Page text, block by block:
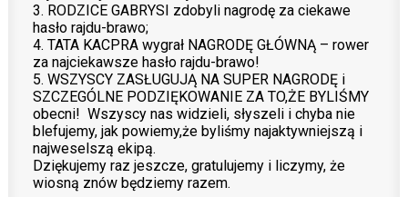
PRACUJ Z NAMI
STREFA RODZICA
PROJEKT UNIJNY
3. RODZICE GABRYSI zdobyli nagrodę za ciekawe
hasło rajdu-brawo;
4. TATA KACPRA wygrał NAGRODĘ GŁÓWNĄ – rower
za najciekawsze hasło rajdu-brawo!
5. WSZYSCY ZASŁUGUJĄ NA SUPER NAGRODĘ i
SZCZEGÓLNE PODZIĘKOWANIE ZA TO,ŻE BYLIŚMY
obecni! Wszyscy nas widzieli, słyszeli i chyba nie
blefujemy, jak powiemy,że byliśmy najaktywniejszą i
najweselszą ekipą.
Dziękujemy raz jeszcze, gratulujemy i liczymy, że
wiosną znów będziemy razem.